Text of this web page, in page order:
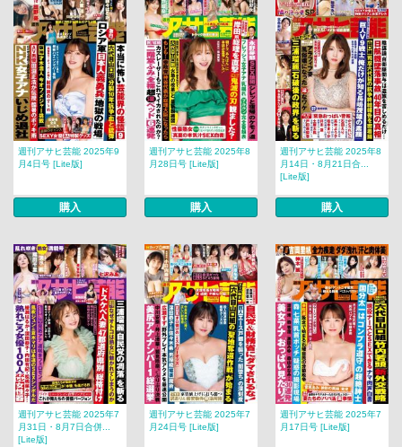
週刊アサヒ芸能 2025年9
月4日号 [Lite版]
購入
週刊アサヒ芸能 2025年8
月28日号 [Lite版]
購入
週刊アサヒ芸能 2025年8
月14日・8月21日合...
[Lite版]
購入
週刊アサヒ芸能 2025年7
月31日・8月7日合併...
[Lite版]
週刊アサヒ芸能 2025年7
月24日号 [Lite版]
週刊アサヒ芸能 2025年7
月17日号 [Lite版]